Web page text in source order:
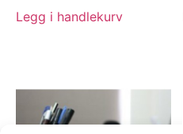
Legg i handlekurv